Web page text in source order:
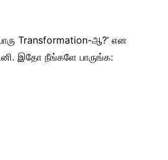
Transformation-ஆ?’ என
இதோ நீங்களே பாருங்க: